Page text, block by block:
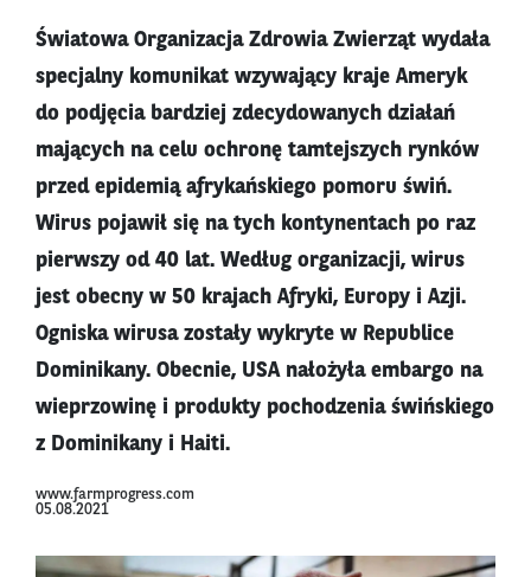
Światowa Organizacja Zdrowia Zwierząt wydała
specjalny komunikat wzywający kraje Ameryk
do podjęcia bardziej zdecydowanych działań
mających na celu ochronę tamtejszych rynków
przed epidemią afrykańskiego pomoru świń.
Wirus pojawił się na tych kontynentach po raz
pierwszy od 40 lat. Według organizacji, wirus
jest obecny w 50 krajach Afryki, Europy i Azji.
Ogniska wirusa zostały wykryte w Republice
Dominikany. Obecnie, USA nałożyła embargo na
wieprzowinę i produkty pochodzenia świńskiego
z Dominikany i Haiti.
www.farmprogress.com
05.08.2021